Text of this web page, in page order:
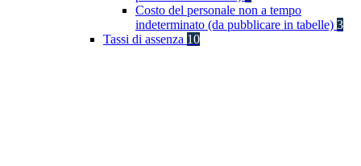
Costo del personale non a tempo
indeterminato (da pubblicare in tabelle) 3
Tassi di assenza 10